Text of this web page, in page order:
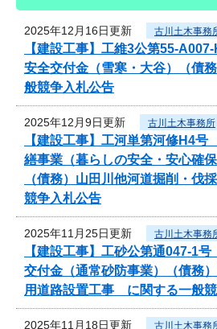
2025年12月16日更新 古川土木事務
【建設工事】工維3公第55-
安全交付金（雪寒・大谷）（債
般競争入札公告
2025年12月9日更新 古川土木事務所
【建設工事】工河単第河修H4
繕事業（暮らしの安全・安心確
（債務）山田川他河道掘削・
競争入札公告
2025年11月25日更新 古川土木事務
【建設工事】工砂公第通047-
交付金（通常砂防事業）（債務
用道路設置工事 に関する一般
2025年11月18日更新 古川土木事務